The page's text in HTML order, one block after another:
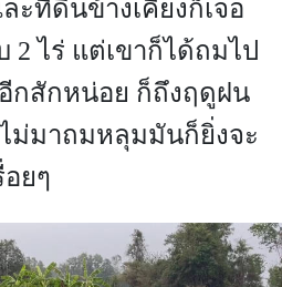
ะที่ดินข้างเคียงก็เจอ
2 ไร่ แต่เขาก็ได้ถมไป
กสักหน่อย ก็ถึงฤดูฝน
ม่มาถมหลุมมันก็ยิ่งจะ
ยๆ